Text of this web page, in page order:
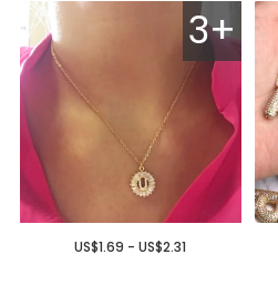
3+
US$1.69 - US$2.31